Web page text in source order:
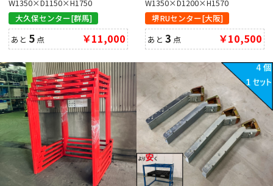
W1350×D1150×H1750
大久保センター[群馬]
あと 5 点 ￥11,000
W1350×D1200×H1570
堺RUセンター[大阪]
あと3 点 ￥10,500